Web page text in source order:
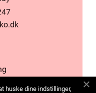
huske dine indstillinger,